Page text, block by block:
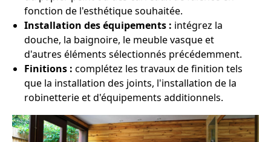
fonction de l'esthétique souhaitée.
Installation des équipements : intégrez la
douche, la baignoire, le meuble vasque et
d'autres éléments sélectionnés précédemment.
Finitions : complétez les travaux de finition tels
que la installation des joints, l'installation de la
robinetterie et d'équipements additionnels.